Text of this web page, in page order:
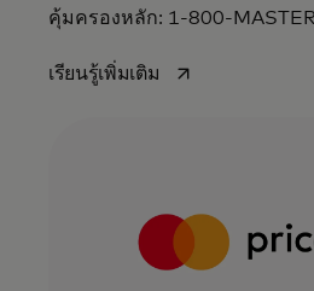
คุ้มครองหลัก: 1-800-
เรียนรู้เพิ่มเติม opens in a new